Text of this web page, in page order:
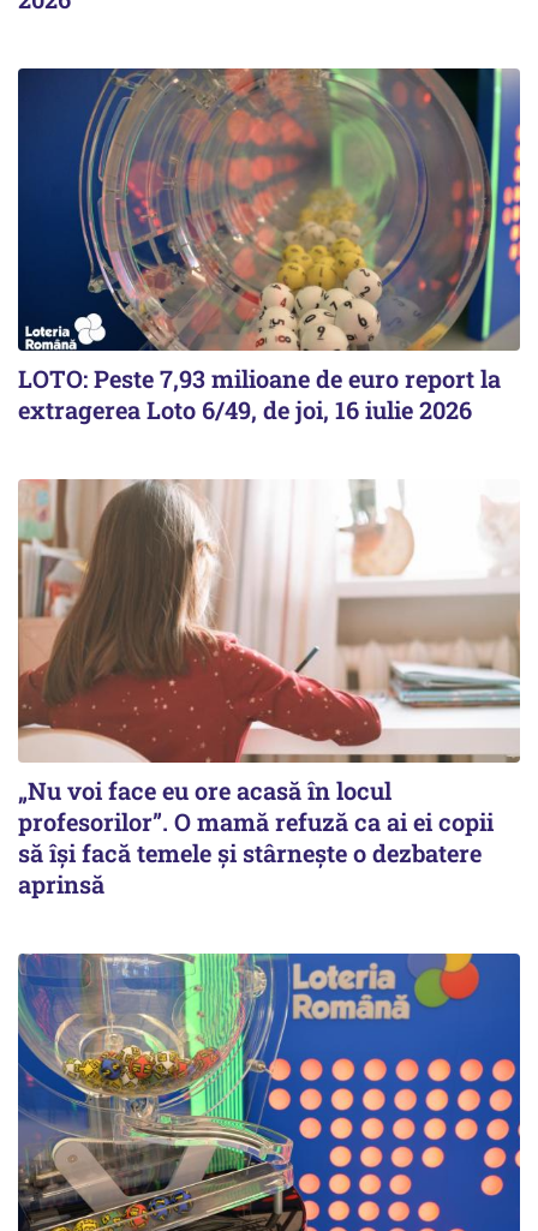
LOTO: Peste 7,93 milioane de euro report la
extragerea Loto 6/49, de joi, 16 iulie 2026
„Nu voi face eu ore acasă în locul
profesorilor”. O mamă refuză ca ai ei copii
să își facă temele și stârnește o dezbatere
aprinsă